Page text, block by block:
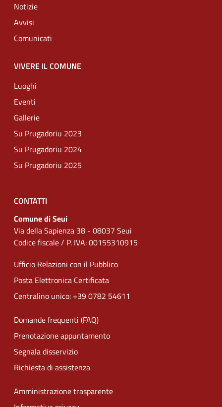
Notizie
Avvisi
Comunicati
VIVERE IL COMUNE
Luoghi
Eventi
Gallerie
Su Prugadoriu 2023
Su Prugadoriu 2024
Su Prugadoriu 2025
CONTATTI
Comune di Seui
Via della Sapienza 38 - 08037 Seui
Codice fiscale / P. IVA: 00155310915
Ufficio Relazioni con il Pubblico
Posta Elettronica Certificata
Centralino unico: +39 0782 54611
Domande frequenti (FAQ)
Prenotazione appuntamento
Segnala disservizio
Richiesta di assistenza
Amministrazione trasparente